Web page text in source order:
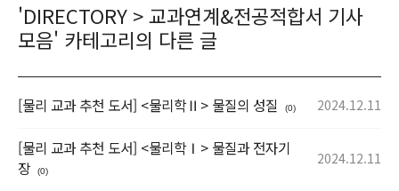
'DIRECTORY >교과연계&전공적합서 기사
모음' 카테고리의 다른 글
[물리 교과 추천 도서] <물리학Ⅱ> 물질의 성질 (0) 2024.12.11
[물리 교과 추천 도서] <물리학Ⅰ> 물질과 전자기
장
(0)
2024.12.11